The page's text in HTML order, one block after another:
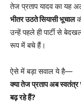
तेज प्रताप यादव का यह
भीतर उठते सियासी भूचाल
उन्हें पहले ही पार्टी से
रूप में बचे हैं।
ऐसे में बड़ा सवाल ये है—
क्या तेज प्रताप अब
बढ़ रहे हैं?